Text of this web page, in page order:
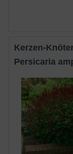
Kerzen-
Persicaria